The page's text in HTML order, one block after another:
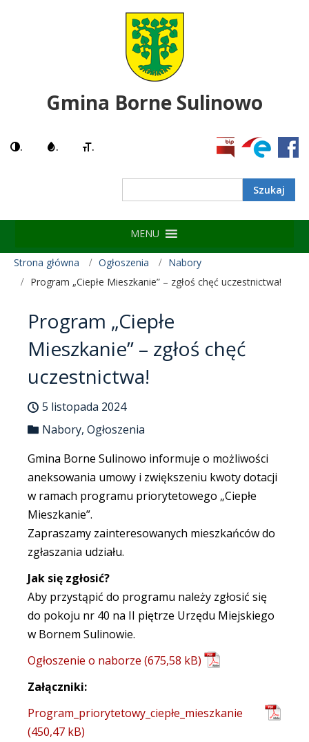
Gmina Borne Sulinowo
. . .
MENU
Strona główna Ogłoszenia
Nabory
Program „Ciepłe Mieszkanie” – zgłoś chęć uczestnictwa!
Program „Ciepłe
Mieszkanie” – zgłoś chęć
uczestnictwa!
5 listopada 2024
Nabory, Ogłoszenia
Gmina Borne Sulinowo informuje o możliwości
aneksowania umowy i zwiększeniu kwoty dotacji
w ramach programu priorytetowego „Ciepłe
Mieszkanie”.
Zapraszamy zainteresowanych mieszkańców do
zgłaszania udziału.
Jak się zgłosić?
Aby przystąpić do programu należy zgłosić się
do pokoju nr 40 na II piętrze Urzędu Miejskiego
w Bornem Sulinowie.
Ogłoszenie o naborze
Załączniki:
Program_priorytetowy_ciepłe_mieszkanie